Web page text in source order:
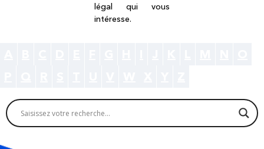
légal qui vous
intéresse.